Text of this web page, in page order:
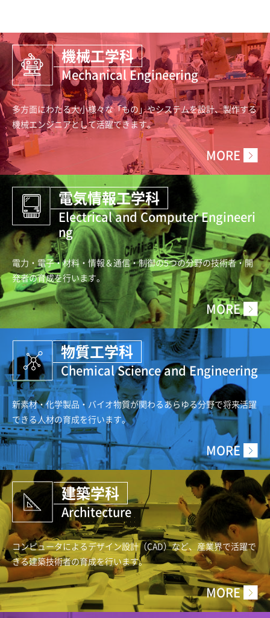
機械工学科
Mechanical Engineering
多方面にわたる大小様々な「もの」やシステムを設計、製作する
機械エンジニアとして活躍できます。
MORE
電気情報工学科
Electrical and Computer Engineeri
ng
電力・電子・材料・情報＆通信・制御の5つの分野の技術者・開
発者の育成を行います。
MORE
物質工学科
Chemical Science and Engineering
新素材・化学製品・バイオ物質が関わるあらゆる分野で将来活躍
できる人材の育成を行います。
MORE
建築学科
Architecture
コンピュータによるデザイン設計（CAD）など、産業界で活躍で
きる建築技術者の育成を行います。
MORE